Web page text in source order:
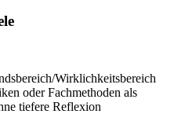
Wirklichkeitsbereich
oder Fachmethoden als
tiefere Reflexion